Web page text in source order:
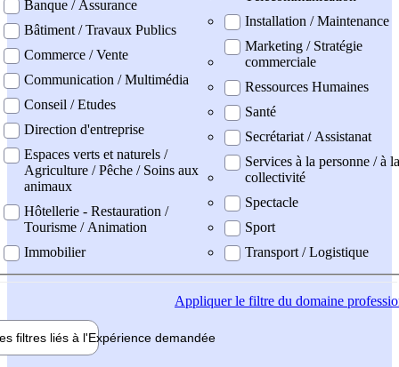
Banque / Assurance
Bâtiment / Travaux Publics
Commerce / Vente
Communication / Multimédia
Conseil / Etudes
Direction d'entreprise
Espaces verts et naturels /
Agriculture / Pêche / Soins aux
animaux
Hôtellerie - Restauration /
Tourisme / Animation
Immobilier
Installation / Maintenance
Marketing / Stratégie
commerciale
Ressources Humaines
Santé
Secrétariat / Assistanat
Services à la personne / à la
collectivité
Spectacle
Sport
Transport / Logistique
Appliquerle filtre du domaine
filtres liés à l'Expérience demandée